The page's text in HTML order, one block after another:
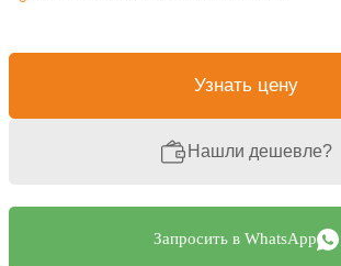
Узнать цену
Нашли дешевле?
Запросить в WhatsApp